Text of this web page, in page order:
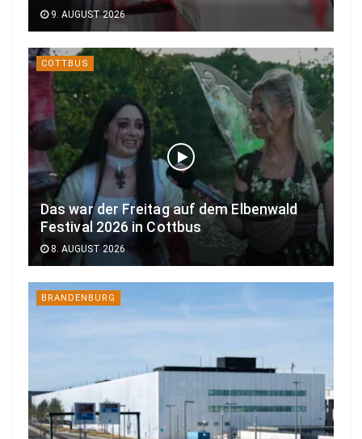
9. AUGUST 2026
COTTBUS
Das war der Freitag auf dem Elbenwald
Festival 2026 in Cottbus
8. AUGUST 2026
BRANDENBURG